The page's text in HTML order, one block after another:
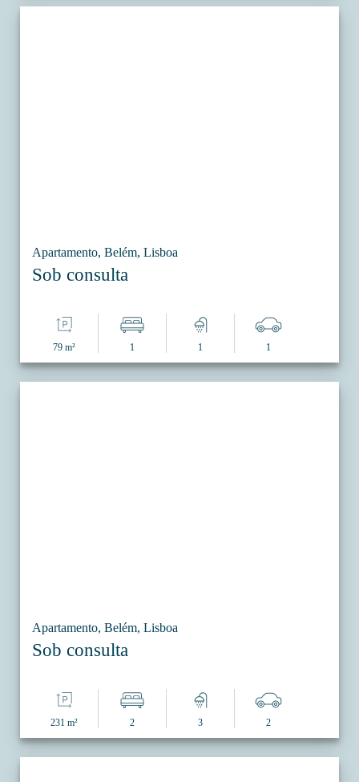
Apartamento, Belém, Lisboa
Sob consulta
79 m² 1 1 1
Apartamento, Belém, Lisboa
Sob consulta
231 m² 2 3 2